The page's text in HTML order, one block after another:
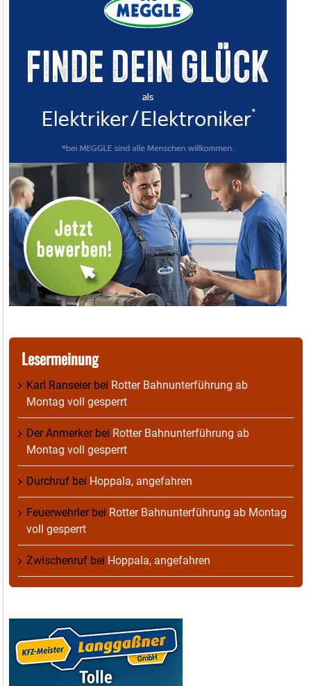
Lesermeinung
Karl Ranseierbei Rotter Bahnunterführung ab
Montag voll gesperrt
Der Anmerkerbei Rotter Bahnunterführung ab
Montag voll gesperrt
Durchruf bei Hoppala, angefahren
Feuerwehrlerbei Rotter Bahnunterführung ab Montag
voll gesperrt
Zwischenruf bei Hoppala, angefahren